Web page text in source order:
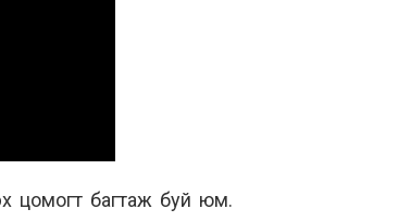
цомогт багтаж буй юм.